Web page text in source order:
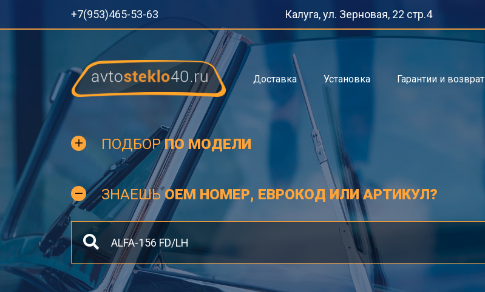
+7(953)465-53-63 Калуга, ул. Зерновая, 22 стр.4
Доставка Установка Гарантии и возврат
ПОДБОРПО МОДЕЛИ
ЗНАЕШЬOEM НОМЕР, ЕВРОКОД ИЛИ АРТИКУЛ?